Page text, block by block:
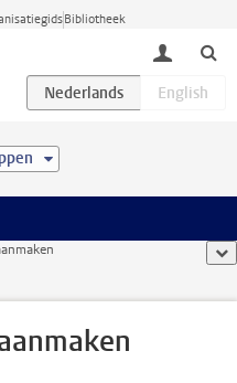
Bibliotheek
toggle